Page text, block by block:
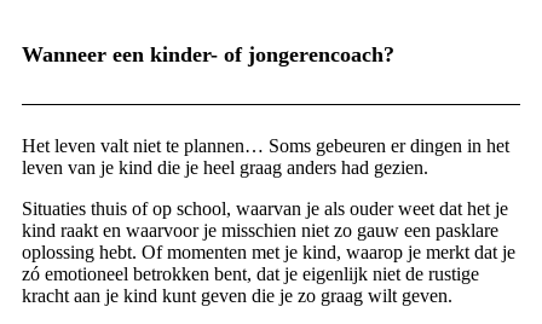
Wanneer een kinder- of jongerencoach?
Het leven valt niet te plannen… Soms gebeuren er dingen in het
leven van je kind die je heel graag anders had gezien.
Situaties thuis of op school, waarvan je als ouder weet dat het je
kind raakt en waarvoor je misschien niet zo gauw een pasklare
oplossing hebt. Of momenten met je kind, waarop je merkt dat je
zó emotioneel betrokken bent, dat je eigenlijk niet de rustige
kracht aan je kind kunt geven die je zo graag wilt geven.